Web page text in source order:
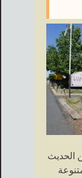
الحديث